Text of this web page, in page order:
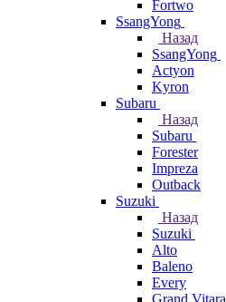
Fortwo
SsangYong
Назад
SsangYong
Actyon
Kyron
Subaru
Назад
Subaru
Forester
Impreza
Outback
Suzuki
Назад
Suzuki
Alto
Baleno
Every
Grand Vitara